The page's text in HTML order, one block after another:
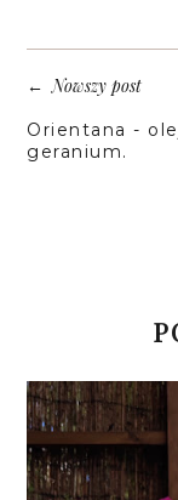
←Nowszy post
Orientana -
geranium.